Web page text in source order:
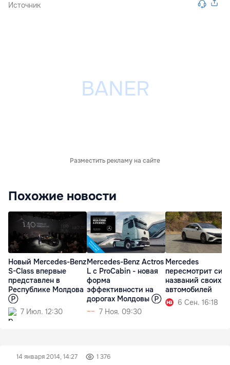
Источник
Разместить рекламу на сайте
Похожие новости
Новый Mercedes-Benz
S-Class впервые
представлен в
Республике Молдова
Ⓟ
7 Июл. 12:30
Mercedes-Benz Actros
L с ProCabin - новая
форма
эффективности на
дорогах Молдовы Ⓟ
7 Ноя. 09:30
Mercedes
пересмотрит
названий своих
автомобилей
6 Сен. 16:18
14 января 2014, 14:27 1 376